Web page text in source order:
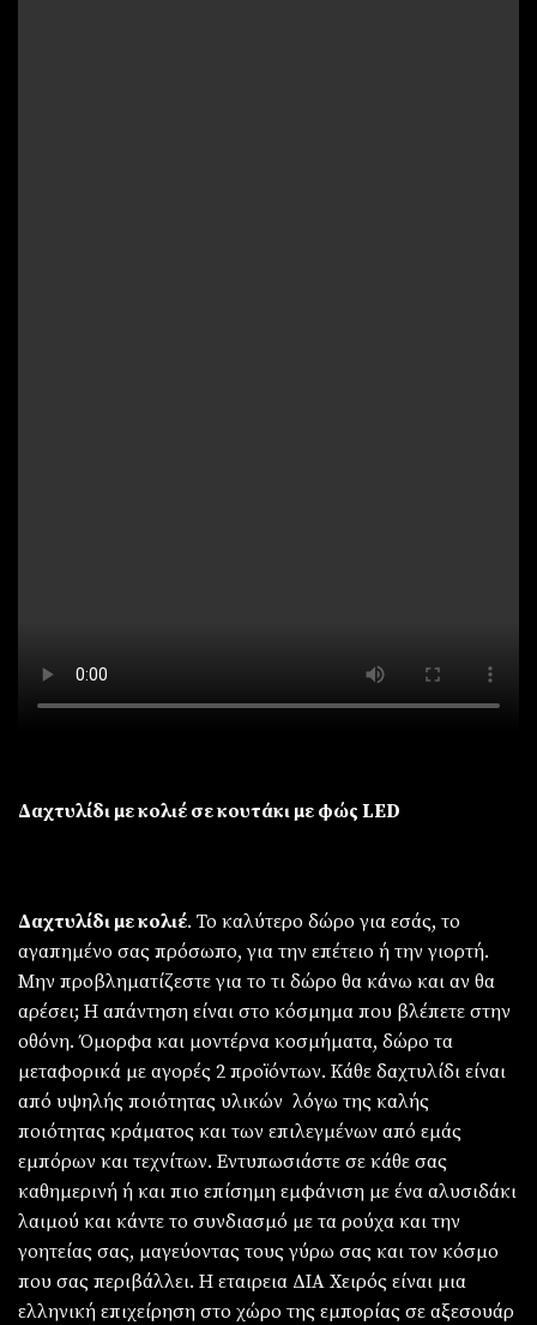
Δαχτυλίδι με κολιέ σε κουτάκι με φώς LED
Δαχτυλίδι με κολιέ. Το καλύτερο δώρο για εσάς, το
αγαπημένο σας πρόσωπο, για την επέτειο ή την γιορτή.
Μην προβληματίζεστε για το τι δώρο θα κάνω και αν θα
αρέσει; Η απάντηση είναι στο κόσμημα που βλέπετε στην
οθόνη. Όμορφα και μοντέρνα κοσμήματα, δώρο τα
μεταφορικά με αγορές 2 προϊόντων. Κάθε δαχτυλίδι είναι
από υψηλής ποιότητας υλικών λόγω της καλής
ποιότητας κράματος και των επιλεγμένων από εμάς
εμπόρων και τεχνίτων. Εντυπωσιάστε σε κάθε σας
καθημερινή ή και πιο επίσημη εμφάνιση με ένα αλυσιδάκι
λαιμού και κάντε το συνδιασμό με τα ρούχα και την
γοητείας σας, μαγεύοντας τους γύρω σας και τον κόσμο
που σας περιβάλλει. Η εταιρεια ΔΙΑ Χειρός είναι μια
ελληνική επιχείρηση στο χώρο της εμπορίας σε αξεσουάρ